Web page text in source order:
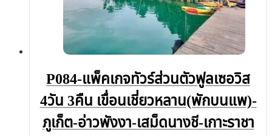
P084-แพ็คเกจทัวร์ส่วนตัวฟูลเซอวิส
4วัน 3คืน เขื่อนเชี่ยวหลาน(พักบนแพ)-
ภูเก็ต-อ่าวพังงา-เสม็ดนางชี-เกาะราชา